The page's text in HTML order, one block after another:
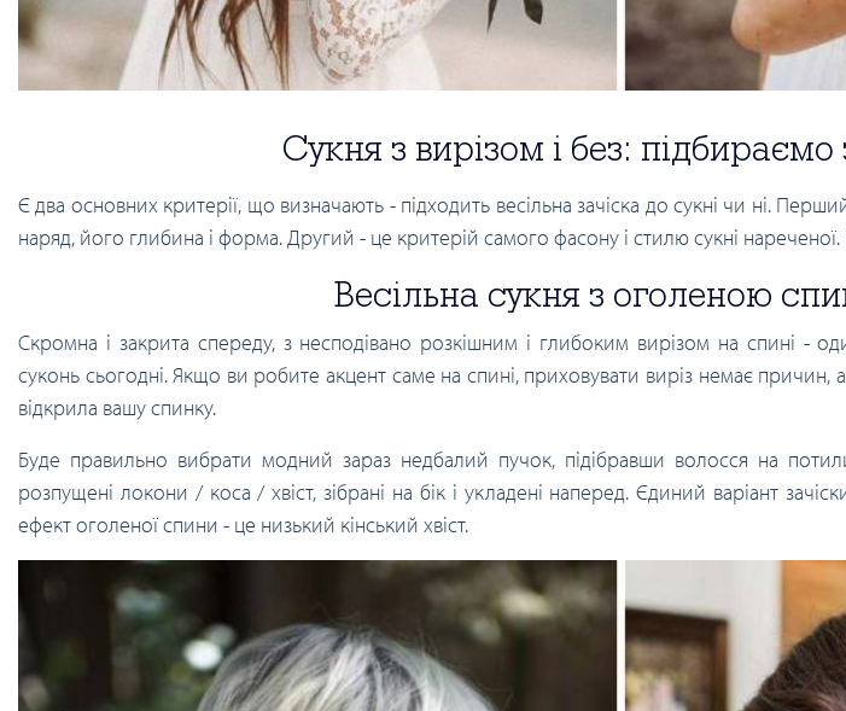
Сукня з вирізом і без: підбираємо
Є два основних критерії, що визначають - підходить весільна зачіска до сукні чи ні.
наряд, його глибина і форма. Другий - це критерій самого фасону і стилю сукні
Весільна сукня з оголеною
Скромна і закрита спереду, з несподівано розкішним і глибоким вирізом на спині -
суконь сьогодні. Якщо ви робите акцент саме на спині, приховувати виріз немає причин, а
відкрила вашу спинку.
Буде правильно вибрати модний зараз недбалий пучок, підібравши волосся на
розпущені локони / коса / хвіст, зібрані на бік і укладені наперед. Єдиний варіант
ефект оголеної спини - це низький кінський хвіст.